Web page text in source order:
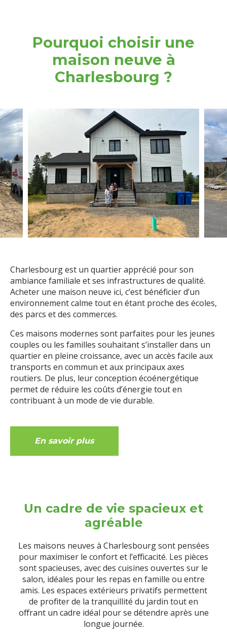
Pourquoi choisir une
maison neuve à
Charlesbourg ?
Charlesbourg est un quartier apprécié pour son
ambiance familiale et ses infrastructures de qualité.
Acheter une maison neuve ici, c’est bénéficier d’un
environnement calme tout en étant proche des écoles,
des parcs et des commerces.
Ces maisons modernes sont parfaites pour les jeunes
couples ou les familles souhaitant s’installer dans un
quartier en pleine croissance, avec un accès facile aux
transports en commun et aux principaux axes
routiers. De plus, leur conception écoénergétique
permet de réduire les coûts d’énergie tout en
contribuant à un mode de vie durable.
En savoir plus
Un cadre de vie spacieux et
agréable
Les maisons neuves à Charlesbourg sont pensées
pour maximiser le confort et l’efficacité. Les pièces
sont spacieuses, avec des cuisines ouvertes sur le
salon, idéales pour les repas en famille ou entre
amis. Les espaces extérieurs privatifs permettent
de profiter de la tranquillité du jardin tout en
offrant un cadre idéal pour se détendre après une
longue journée.